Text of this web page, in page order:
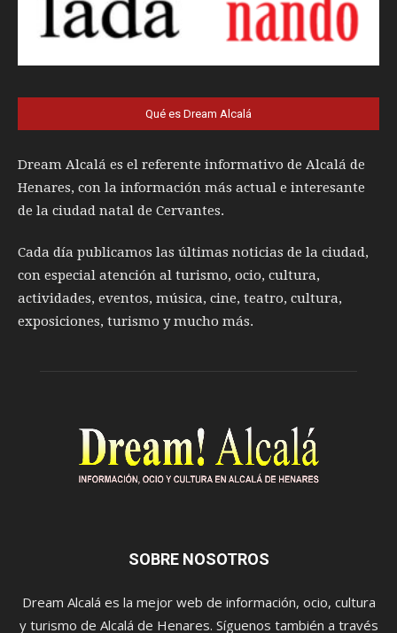
Qué es Dream Alcalá
Dream Alcalá es el referente informativo de Alcalá de
Henares, con la información más actual e interesante
de la ciudad natal de Cervantes.
Cada día publicamos las últimas noticias de la ciudad,
con especial atención al turismo, ocio, cultura,
actividades, eventos, música, cine, teatro, cultura,
exposiciones, turismo y mucho más.
SOBRE NOSOTROS
Dream Alcalá es la mejor web de información, ocio, cultura
y turismo de Alcalá de Henares. Síguenos también a través